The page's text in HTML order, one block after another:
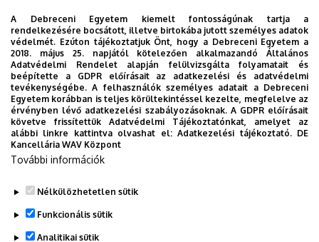
2026. augusztus 5.
Díszdoktorát gyászolja a Debreceni
Egyetem
INTÉZMÉNYI TTK TUDOMÁNY
A Debreceni Egyetem kiemelt fontosságúnak tartja a
rendelkezésére bocsátott, illetve birtokába jutott személyes adatok
védelmét. Ezúton tájékoztatjuk Önt, hogy a Debreceni Egyetem a
2018. május 25. napjától kötelezően alkalmazandó Általános
Adatvédelmi Rendelet alapján felülvizsgálta folyamatait és
beépítette a GDPR előírásait az adatkezelési és adatvédelmi
tevékenységébe. A felhasználók személyes adatait a Debreceni
Egyetem korábban is teljes körültekintéssel kezelte, megfelelve az
érvényben lévő adatkezelési szabályozásoknak. A GDPR előírásait
követve frissítettük Adatvédelmi Tájékoztatónkat, amelyet az
alábbi linkre kattintva olvashat el:Adatkezelési tájékoztató. DE
Kancellária WAV Központ
További információk
Nélkülözhetetlen sütik
Funkcionális sütik
Analitikai sütik